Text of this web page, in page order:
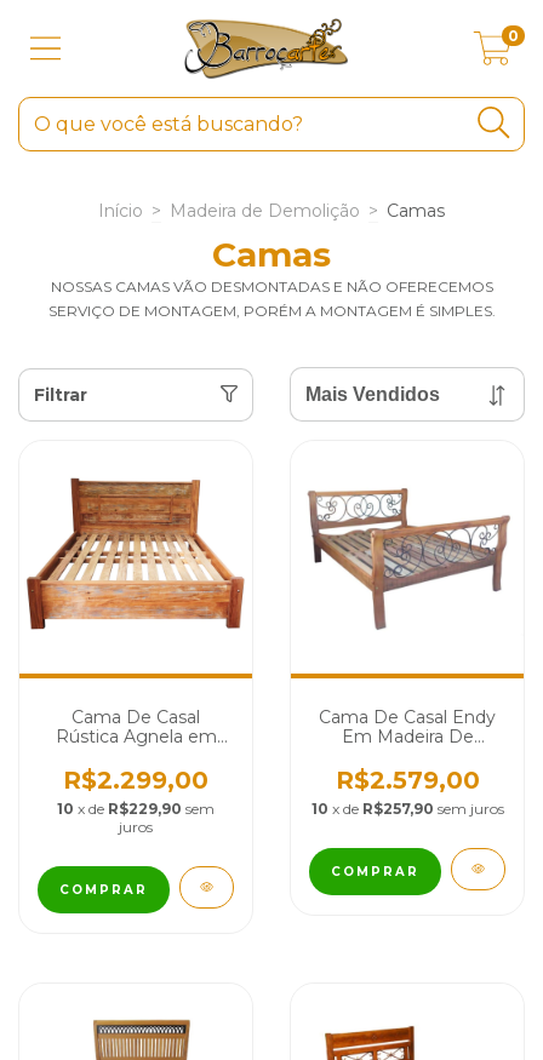
0
Início > Madeira de Demolição > Camas
Camas
NOSSAS CAMAS VÃO DESMONTADAS E NÃO OFERECEMOS
SERVIÇO DE MONTAGEM, PORÉM A MONTAGEM É SIMPLES.
Filtrar
Cama De Casal
Rústica Agnela em
- Cód 2383
R$2.299,00
10 x de R$229,90 sem
juros
COMPRAR
Cama De Casal Endy
Em Madeira De
Cód 2151
R$2.579,00
10 x de R$257,90 sem juros
COMPRAR